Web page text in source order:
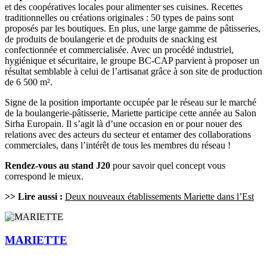
et des coopératives locales pour alimenter ses cuisines. Recettes
traditionnelles ou créations originales : 50 types de pains sont
proposés par les boutiques. En plus, une large gamme de pâtisseries,
de produits de boulangerie et de produits de snacking est
confectionnée et commercialisée. Avec un procédé industriel,
hygiénique et sécuritaire, le groupe BC-CAP parvient à proposer un
résultat semblable à celui de l’artisanat grâce à son site de production
de 6 500 m².
Signe de la position importante occupée par le réseau sur le marché
de la boulangerie-pâtisserie, Mariette participe cette année au Salon
Sirha Europain. Il s’agit là d’une occasion en or pour nouer des
relations avec des acteurs du secteur et entamer des collaborations
commerciales, dans l’intérêt de tous les membres du réseau !
Rendez-vous au stand J20 pour savoir quel concept vous
correspond le mieux.
>> Lire aussi : Deux nouveaux établissements Mariette dans l’Est
MARIETTE